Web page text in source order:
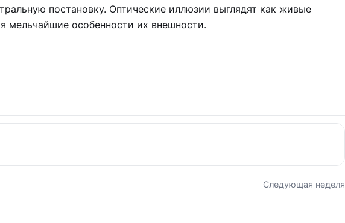
постановку. Оптические иллюзии выглядят как живые
мельчайшие особенности их внешности.
Следующая неделя